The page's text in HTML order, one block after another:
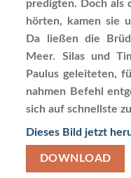
predigten. Doch als
hörten, kamen sie
Da ließen die
Meer. Silas und
Paulus geleiteten,
nahmen Befehl
sich auf schnellste
Dieses Bild jetzt
DOWNLOAD